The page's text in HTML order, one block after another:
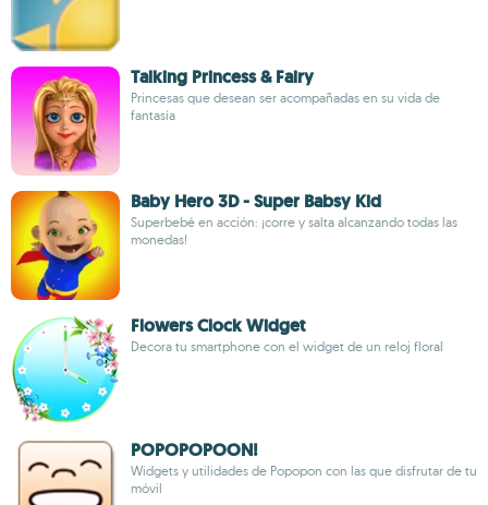
Talking Princess & Fairy
Princesas que desean ser acompañadas en su vida de
fantasía
Baby Hero 3D - Super Babsy Kid
Superbebé en acción: ¡corre y salta alcanzando todas las
monedas!
Flowers Clock Widget
Decora tu smartphone con el widget de un reloj floral
POPOPOPOON!
Widgets y utilidades de Popopon con las que disfrutar de tu
móvil